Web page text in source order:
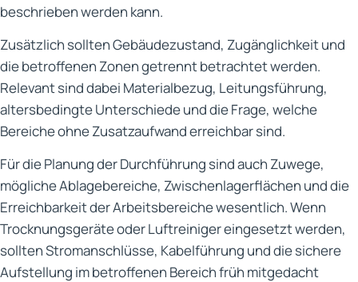
beschrieben werden kann.
Zusätzlich sollten Gebäudezustand, Zugänglichkeit und
die betroffenen Zonen getrennt betrachtet werden.
Relevant sind dabei Materialbezug, Leitungsführung,
altersbedingte Unterschiede und die Frage, welche
Bereiche ohne Zusatzaufwand erreichbar sind.
Für die Planung der Durchführung sind auch Zuwege,
mögliche Ablagebereiche, Zwischenlagerflächen und die
Erreichbarkeit der Arbeitsbereiche wesentlich. Wenn
Trocknungsgeräte oder Luftreiniger eingesetzt werden,
sollten Stromanschlüsse, Kabelführung und die sichere
Aufstellung im betroffenen Bereich früh mitgedacht